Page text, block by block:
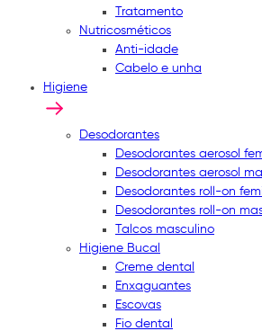
Tratamento
Nutricosméticos
Anti-idade
Cabelo e unha
Higiene
Desodorantes
Desodorantes aerosol
Desodorantes aerosol
Desodorantes roll-on
Desodorantes roll-on
Talcos masculino
Higiene Bucal
Creme dental
Enxaguantes
Escovas
Fio dental